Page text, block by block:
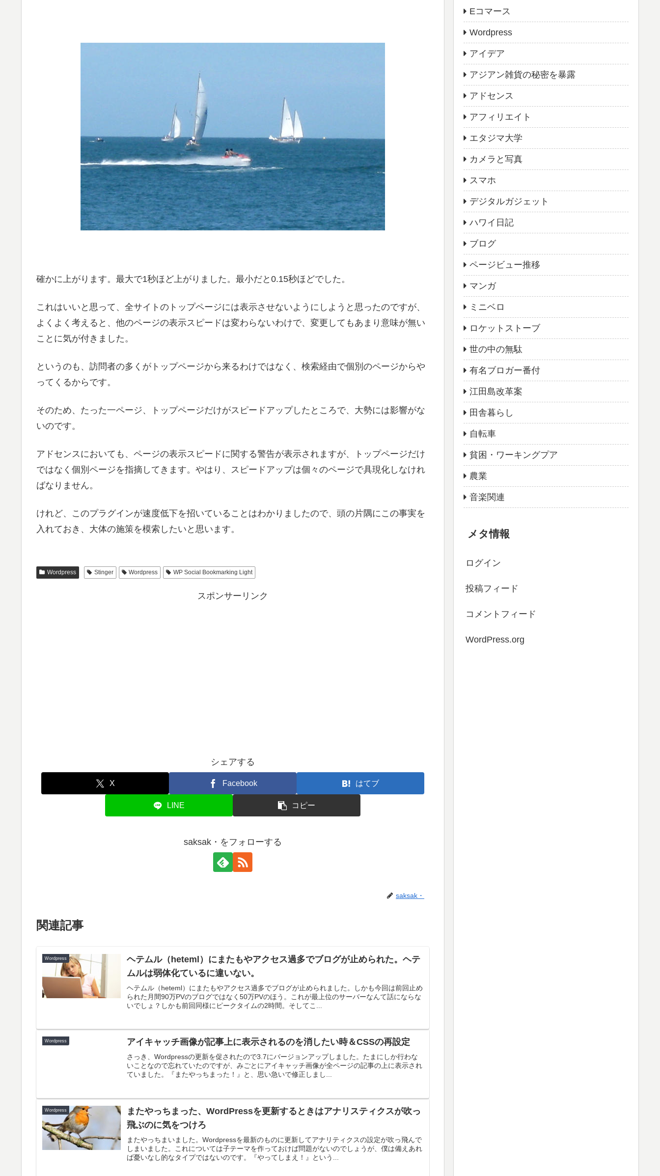
確かに上がります。最大で1秒ほど上がりました。最小だと0.15秒ほどでした。
これはいいと思って、全サイトのトップページには表示させないようにしようと思ったのですが、
よくよく考えると、他のページの表示スピードは変わらないわけで、変更してもあまり意味が無い
ことに気が付きました。
というのも、訪問者の多くがトップページから来るわけではなく、検索経由で個別のページからや
ってくるからです。
そのため、たった一ページ、トップページだけがスピードアップしたところで、大勢には影響がな
いのです。
アドセンスにおいても、ページの表示スピードに関する警告が表示されますが、トップページだけ
ではなく個別ページを指摘してきます。やはり、スピードアップは個々のページで具現化しなけれ
ばなりません。
けれど、このプラグインが速度低下を招いていることはわかりましたので、頭の片隅にこの事実を
入れておき、大体の施策を模索したいと思います。
Wordpress Stinger Wordpress WP Social Bookmarking Light
スポンサーリンク
シェアする
X Facebook はてブ
LINE コピー
saksak・をフォローする
saksak・
関連記事
Wordpress
ヘテムル（heteml）にまたもやアクセス過多でブログが止められた。ヘテ
ムルは弱体化ているに違いない。
ヘテムル（heteml）にまたもやアクセス過多でブログが止められました。しかも今回は前回止め
られた月間90万PVのブログではなく50万PVのほう。これが最上位のサーバーなんて話にならな
いでしょ？しかも前回同様にピークタイムの2時間。そしてこ...
Wordpress アイキャッチ画像が記事上に表示されるのを消したい時＆CSSの再設定
さっき、Wordpressの更新を促されたので3.7にバージョンアップしました。たまにしか行わな
いことなので忘れていたのですが、みごとにアイキャッチ画像が全ページの記事の上に表示され
ていました。『またやっちまった！』と、思い急いで修正しまし...
Wordpress
またやっちまった、WordPressを更新するときはアナリスティクスが吹っ
飛ぶのに気をつけろ
またやっちまいました。Wordpressを最新のものに更新してアナリティクスの設定が吹っ飛んで
しまいました。これについては子テーマを作っておけば問題がないのでしょうが、僕は備えあれ
ば憂いなし的なタイプではないのです。『やってしまえ！』という...
Eコマース
Wordpress
アイデア
アジアン雑貨の秘密を暴露
アドセンス
アフィリエイト
エタジマ大学
カメラと写真
スマホ
デジタルガジェット
ハワイ日記
ブログ
ページビュー推移
マンガ
ミニベロ
ロケットストーブ
世の中の無駄
有名ブロガー番付
江田島改革案
田舎暮らし
自転車
貧困・ワーキングプア
農業
音楽関連
メタ情報
ログイン
投稿フィード
コメントフィード
WordPress.org